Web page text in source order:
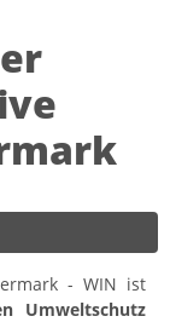
- WIN ist
Umweltschutz